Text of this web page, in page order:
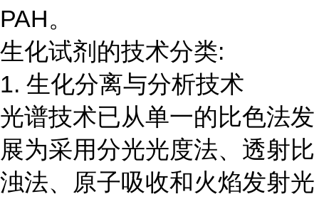
PAH。
生化试剂的技术分类:
1. 生化分离与分析技术
光谱技术已从单一的比色法发
展为采用分光光度法、透射比
浊法、原子吸收和火焰发射光